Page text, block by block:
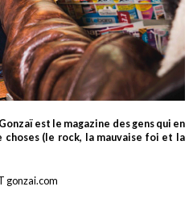
est le magazine des gens qui en
choses (le rock, la mauvaise foi et la
gonzai.com